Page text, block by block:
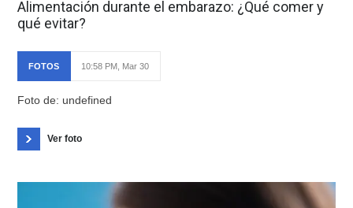
Alimentación durante el embarazo: ¿Qué comer y
qué evitar?
FOTOS 10:58 PM, Mar 30
Foto de: undefined
Ver foto